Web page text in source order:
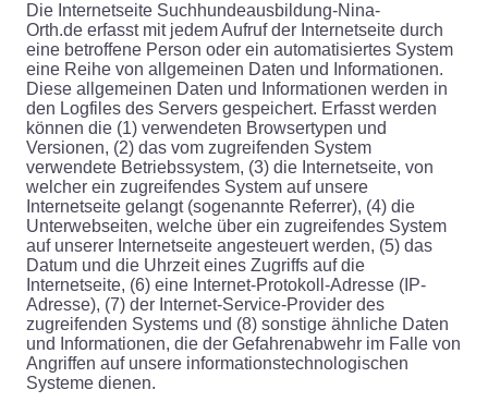
Die Internetseite Suchhundeausbildung-Nina-
Orth.de erfasst mit jedem Aufruf der Internetseite durch
eine betroffene Person oder ein automatisiertes System
eine Reihe von allgemeinen Daten und Informationen.
Diese allgemeinen Daten und Informationen werden in
den Logfiles des Servers gespeichert. Erfasst werden
können die (1) verwendeten Browsertypen und
Versionen, (2) das vom zugreifenden System
verwendete Betriebssystem, (3) die Internetseite, von
welcher ein zugreifendes System auf unsere
Internetseite gelangt (sogenannte Referrer), (4) die
Unterwebseiten, welche über ein zugreifendes System
auf unserer Internetseite angesteuert werden, (5) das
Datum und die Uhrzeit eines Zugriffs auf die
Internetseite, (6) eine Internet-Protokoll-Adresse (IP-
Adresse), (7) der Internet-Service-Provider des
zugreifenden Systems und (8) sonstige ähnliche Daten
und Informationen, die der Gefahrenabwehr im Falle von
Angriffen auf unsere informationstechnologischen
Systeme dienen.